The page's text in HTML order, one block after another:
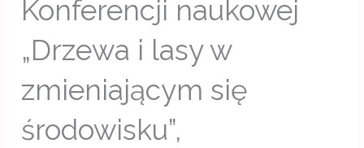
Konferencji naukowej
„Drzewa i lasy w
zmieniającym się
środowisku”,